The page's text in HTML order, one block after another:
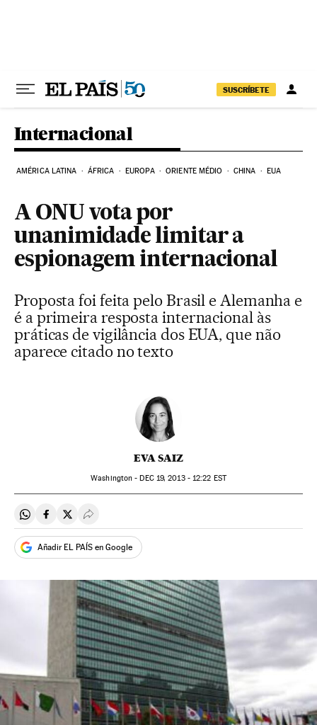
SUSCRÍBETE
Internacional
AMÉRICA LATINA ÁFRICA EUROPA ORIENTE MÉDIO CHINA EUA
A ONU vota por
unanimidade limitar a
espionagem internacional
Proposta foi feita pelo Brasil e Alemanha e
é a primeira resposta internacional às
práticas de vigilância dos EUA, que não
aparece citado no texto
EVA SAIZ
Washington -DEC19, 2013 - 12:22 EST
Compartir en Whatsapp
Compartir en Facebook
Compartir en Twitter
Desplegar Redes Sociales
Añadir EL PAÍS en Google